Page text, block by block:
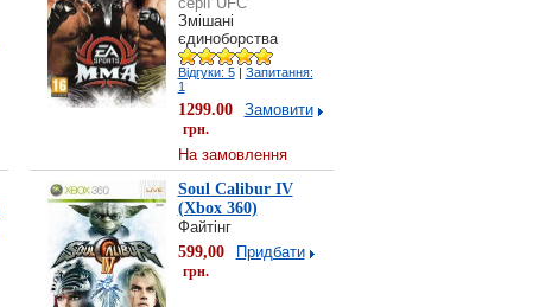
Змішані
єдиноборства
Відгуки: 5| Запитання:
1
1299.00
грн.
Замовити
На замовлення
Soul Calibur IV
(Xbox 360)
Файтінг
599,00
грн.
Придбати